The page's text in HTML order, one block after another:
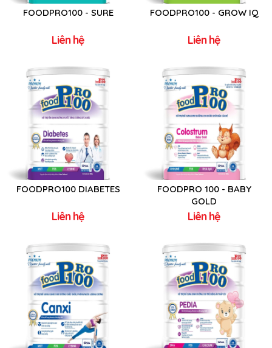
FOODPRO100 - SURE
Liên hệ
FOODPRO100 - GROW IQ
Liên hệ
FOODPRO100 DIABETES
Liên hệ
FOODPRO 100 - BABY
GOLD
Liên hệ